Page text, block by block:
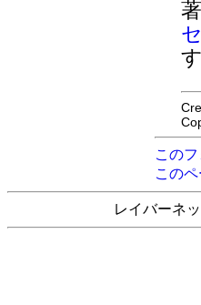
す
この
この
レイバーネ